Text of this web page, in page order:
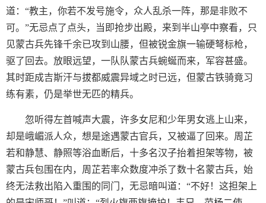
道：“教主，你若不发号施令，众人乱杀一阵，那是非败不
可。”无忌点了点头，当即抢步出殿，来到半山亭中察看，只
见蒙古兵先锋千余已攻到山腰，但被锐金旗一输硬弩标枪，
驱了回去。放眼远望，一队队蒙古兵蜿蜒而来，军容甚盛。
其时距成吉斯汗与拔都威震异域之时已远，但蒙古铁骑竟习
练有素，仍是举世无匹的精兵。
忽听得左首喊声大震，许多女尼和少年男女逃上山来，
却是峨嵋派人众，想是途遇蒙古官兵，又被逼了回来。周芷
若和静慧、静照等浴血断后，十多名汉子抬着担架等物，被
蒙古兵包围在内，周芷若率众数度冲杀了数十名蒙古兵，始
终无法救出陷入重围的同门，无忌暗叫道：“不好！这担架上